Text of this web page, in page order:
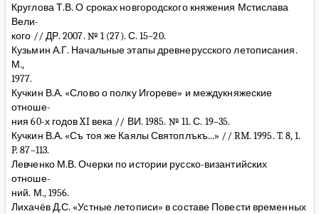
Круглова Т.В. О сроках новгородского княжения Мстислава
Вели-
кого // ДР. 2007. № 1 (27). С. 15–20.
Кузьмин А.Г. Начальные этапы древнерусского летописания.
М.,
1977.
Кучкин В.А. «Слово о полку Игореве» и междукняжеские
отноше-
ния 60-х годов XI века // ВИ. 1985. № 11. С. 19–35.
Кучкин В.А. «Съ тоя же Каялы Святоплъкъ...» // RM. 1995. T. 8, 1.
P. 87–113.
Левченко М.В. Очерки по истории русско-византийских
отноше-
ний. М., 1956.
Лихачёв Д.С. «Устные летописи» в составе Повести временных